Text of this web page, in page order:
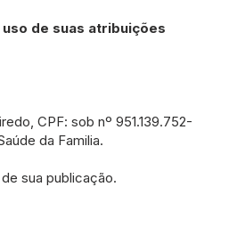
de suas atribuições
CPF: sob nº 951.139.752-
da Familia.
sua publicação.